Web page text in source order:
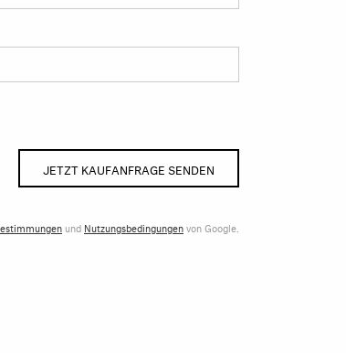
JETZT KAUFANFRAGE SENDEN
und Nutzungsbedingungenvon Google.